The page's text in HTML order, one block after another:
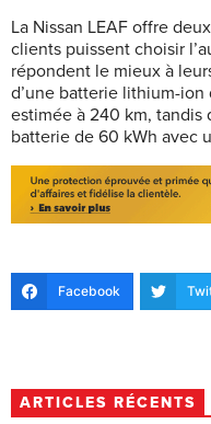
La Nissan LEAF offre
clients puissent choisir
répondent le mieux à
d’une batterie lithium-
estimée à 240 km, tandis
batterie de 60 kWh avec
Facebook
ARTICLES RÉCENTS